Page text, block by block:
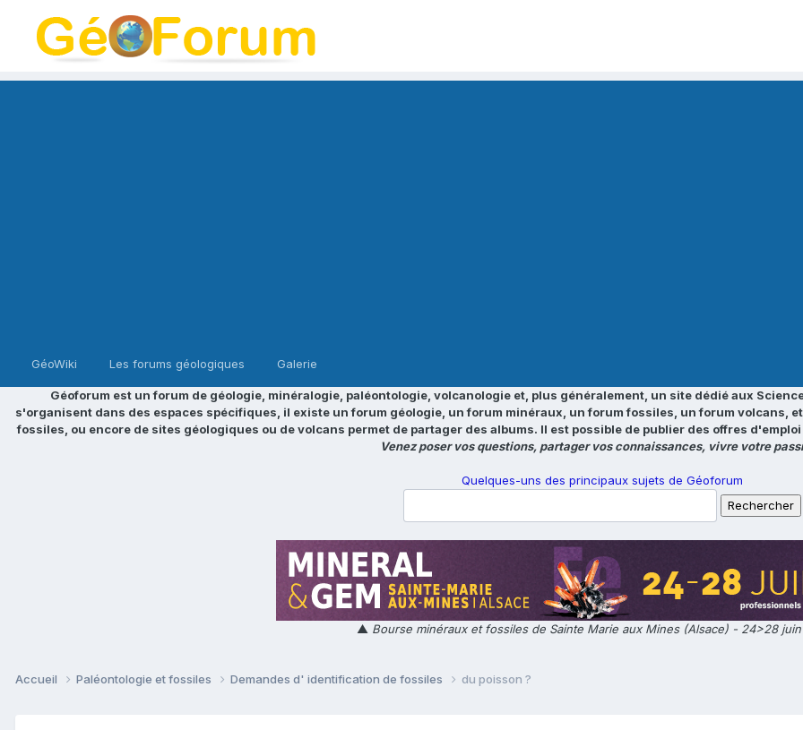
GéoWiki Les forums géologiques Galerie
Géoforum est un forum de géologie, minéralogie, paléontologie, volcanologie et, plus généralement, un site dédié aux
s'organisent dans des espaces spécifiques, il existe un forum géologie, un forum minéraux, un forum fossiles, un forum volcans,
fossiles, ou encore de sites géologiques ou de volcans permet de partager des albums. Il est possible de publier des offres
Venez poser vos questions, partager vos connaissances, vivre votre
Quelques-uns des principaux sujets de Géoforum
▲ Bourse minéraux et fossiles de Sainte Marie aux Mines (Alsace) - 24>28
Accueil Paléontologie et fossiles Demandes d' identification de fossiles du poisson ?